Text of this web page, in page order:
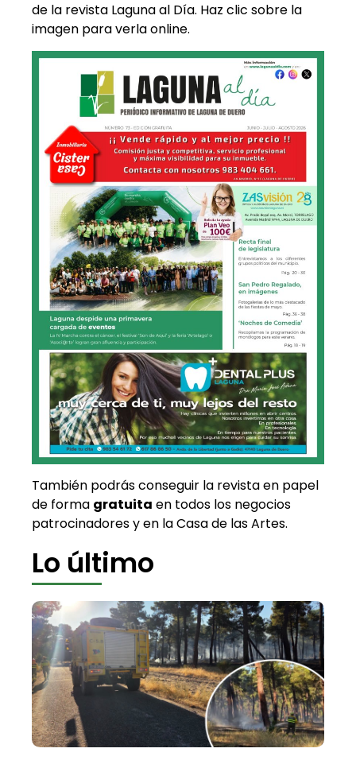
de la revista Laguna al Día. Haz clic sobre la
imagen para verla online.
También podrás conseguir la revista en papel
de forma gratuita en todos los negocios
patrocinadores y en la Casa de las Artes.
Lo último